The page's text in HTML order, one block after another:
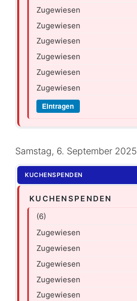
Zugewiesen
Zugewiesen
Zugewiesen
Zugewiesen
Zugewiesen
Zugewiesen
Eintragen
Samstag, 6. September 2025
KUCHENSPENDEN
KUCHENSPENDEN
(6)
Zugewiesen
Zugewiesen
Zugewiesen
Zugewiesen
Zugewiesen